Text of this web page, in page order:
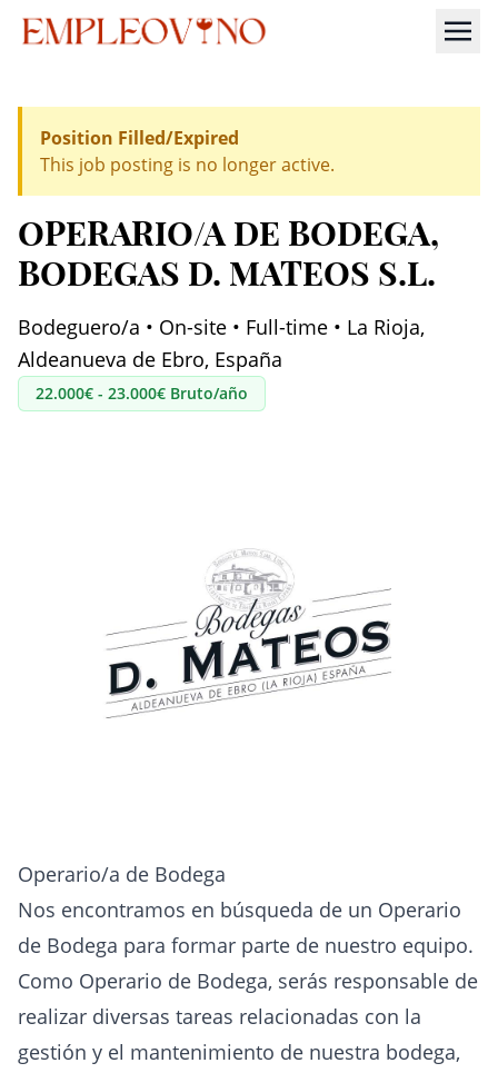
Position Filled/Expired
This job posting is no longer active.
OPERARIO/A DE BODEGA,
BODEGAS D. MATEOS S.L.
Bodeguero/a • On-site • Full-time • La Rioja,
Aldeanueva de Ebro, España
22.000€ - 23.000€ Bruto/año
Operario/a de Bodega
Nos encontramos en búsqueda de un Operario
de Bodega para formar parte de nuestro equipo.
Como Operario de Bodega, serás responsable de
realizar diversas tareas relacionadas con la
gestión y el mantenimiento de nuestra bodega,